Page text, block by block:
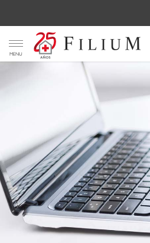
Toggle navigation